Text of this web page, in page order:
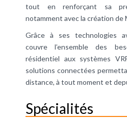
tout en renforçant sa
notamment avec la création de
Grâce à ses technologies
couvre l’ensemble des
résidentiel aux systèmes
solutions connectées
distance, à tout moment et
Spécialités